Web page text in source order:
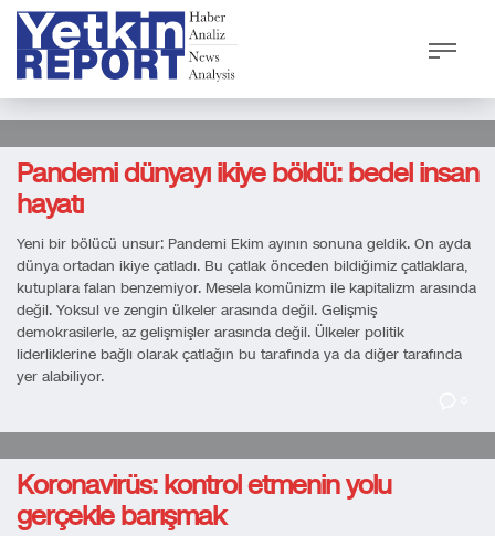
Pandemi dünyayı ikiye böldü: bedel insan
hayatı
Yeni bir bölücü unsur: Pandemi Ekim ayının sonuna geldik. On ayda
dünya ortadan ikiye çatladı. Bu çatlak önceden bildiğimiz çatlaklara,
kutuplara falan benzemiyor. Mesela komünizm ile kapitalizm arasında
değil. Yoksul ve zengin ülkeler arasında değil. Gelişmiş
demokrasilerle, az gelişmişler arasında değil. Ülkeler politik
liderliklerine bağlı olarak çatlağın bu tarafında ya da diğer tarafında
yer alabiliyor.
Koronavirüs: kontrol etmenin yolu
gerçekle barışmak